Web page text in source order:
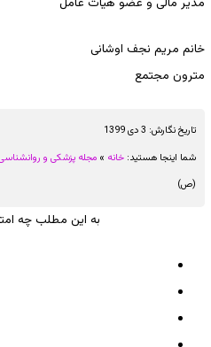
خانم مریم نجف اوشانی
مترون مجتمع
تاریخ نگارش: 3 دی 1399
شما اینجا هستید: خانه »مجله پزشکی و
(ص)
به این مطلب چه